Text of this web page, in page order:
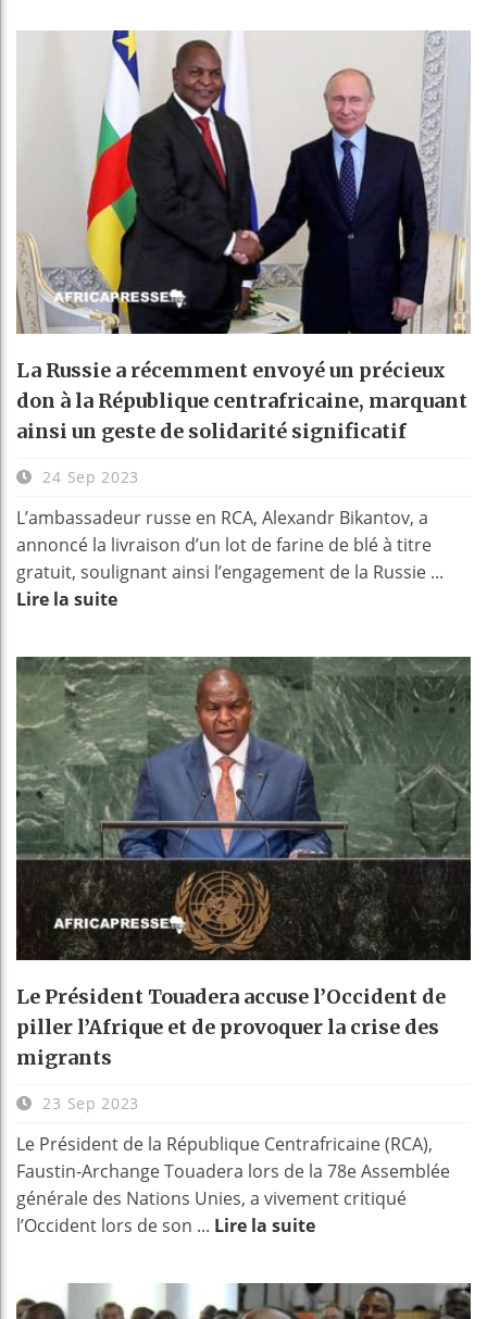
La Russie a récemment envoyé un précieux
don à la République centrafricaine, marquant
ainsi un geste de solidarité significatif
24 Sep 2023
L’ambassadeur russe en RCA, Alexandr Bikantov, a
annoncé la livraison d’un lot de farine de blé à titre
gratuit, soulignant ainsi l’engagement de la Russie ...
Lire la suite
Le Président Touadera accuse l’Occident de
piller l’Afrique et de provoquer la crise des
migrants
23 Sep 2023
Le Président de la République Centrafricaine (RCA),
Faustin-Archange Touadera lors de la 78e Assemblée
générale des Nations Unies, a vivement critiqué
l’Occident lors de son ... Lire la suite